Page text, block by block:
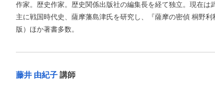
作家。歴史作家。歴史関係出版社の編集長を経て独立。現在は
主に戦国時代史、薩摩藩島津氏を研究し、『薩摩の密偵 桐野
版）ほか著書多数。
藤井 由紀子講師